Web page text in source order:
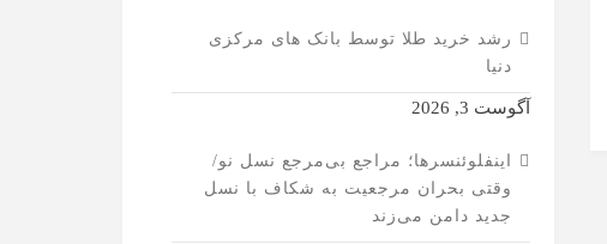
رشد خرید طلا توسط بانک های مرکزی
دنیا
آگوست 3, 2026
اینفلوئنسرها؛ مراجع بی‌مرجع نسل نو/
وقتی بحران مرجعیت به شکاف با نسل
جدید دامن می‌زند